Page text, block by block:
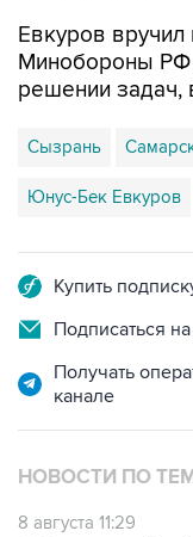
Евкуров вручил
Минобороны РФ
решении
Сызрань
Юнус-Бек Евкуров
Купить
Подписаться
Получать
канале
НОВОСТИ ПО
8 августа 11:29